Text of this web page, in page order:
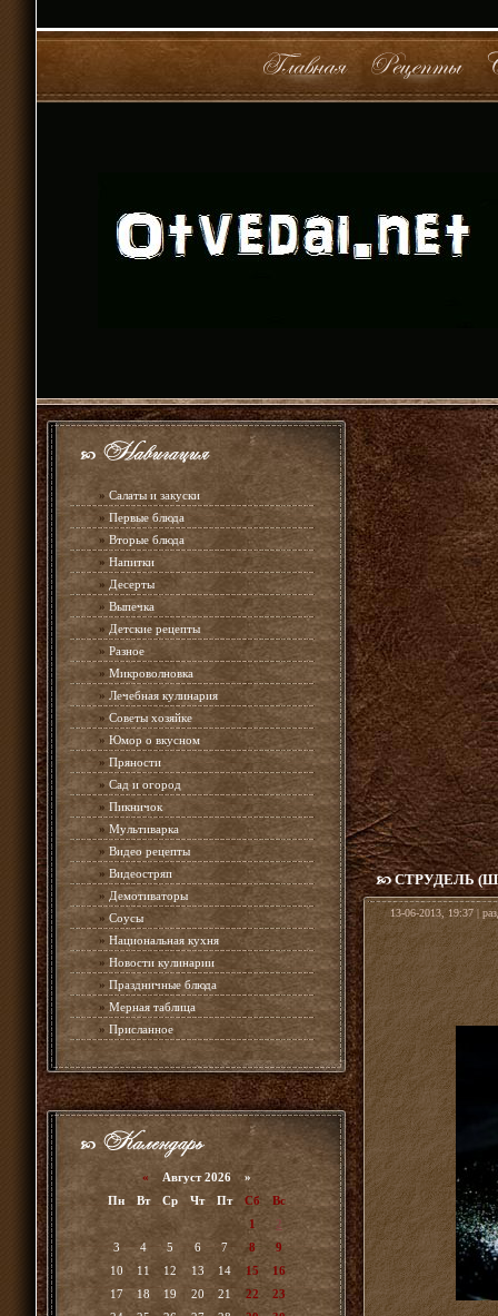
» Салаты и закуски
» Первые блюда
» Вторые блюда
» Напитки
»Десерты
» Выпечка
» Детские рецепты
» Разное
» Микроволновка
» Лечебная кулинария
» Советы хозяйке
» Юмор о вкусном
» Пряности
» Сад и огород
» Пикничок
» Мультиварка
» Видео рецепты
» Видеостряп
» Демотиваторы
» Соусы
» Национальная кухня
» Новости кулинарии
» Праздничные блюда
» Мерная таблица
» Присланное
« Август 2026 »
Пн
Вт Ср Чт Пт Сб
Вс
1
2
3
4 5 6 7 8
9
10
11 12 13 14 15
16
17
18 19 20 21 22
23
СТРУДЕЛЬ
13-06-2013, 19:37 |